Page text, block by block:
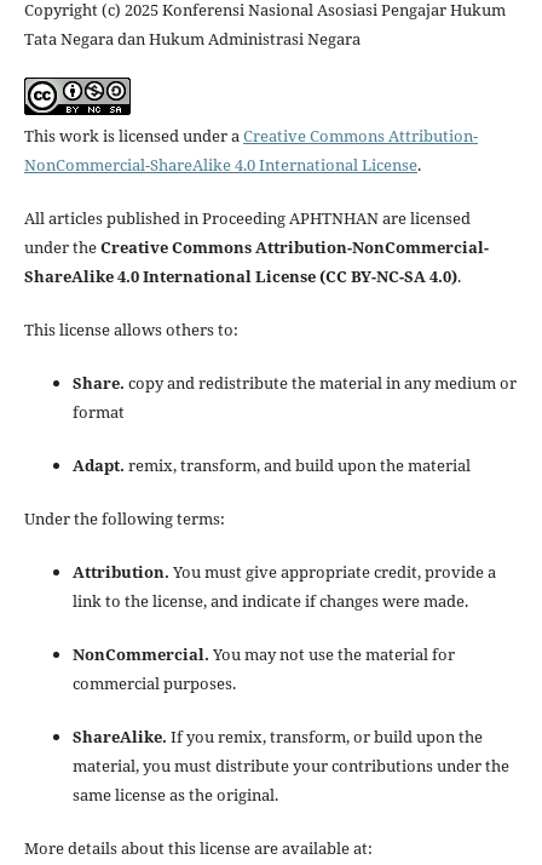
Copyright (c) 2025 Konferensi Nasional Asosiasi Pengajar Hukum
Tata Negara dan Hukum Administrasi Negara
This work is licensed under aCreative Commons Attribution-
NonCommercial-ShareAlike 4.0 International License.
All articles published in Proceeding APHTNHAN are licensed
under theCreative Commons Attribution-NonCommercial-
ShareAlike 4.0 International License (CC BY-NC-SA 4.0).
This license allows others to:
Share. copy and redistribute the material in any medium or
format
Adapt. remix, transform, and build upon the material
Under the following terms:
Attribution. You must give appropriate credit, provide a
link to the license, and indicate if changes were made.
NonCommercial. You may not use the material for
commercial purposes.
ShareAlike. If you remix, transform, or build upon the
material, you must distribute your contributions under the
same license as the original.
More details about this license are available at: